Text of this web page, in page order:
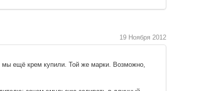
19 Ноября 2012
мы ещё крем купили. Той же марки. Возможно,